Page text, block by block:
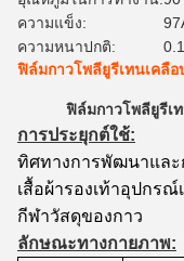
ความแข็ง:
ความหนาปกติ:
ฟิล์มกาวโพลียูรีเทนเคลื
ฟิล์มกาวโพลียูรีเ
การประยุกต์ใช้:
ทิศทางการพัฒนาและ
เสื้อผ้ารองเท้าอุปกร
กีฬาวัสดุของกาว
ลักษณะทางกายภาพ: